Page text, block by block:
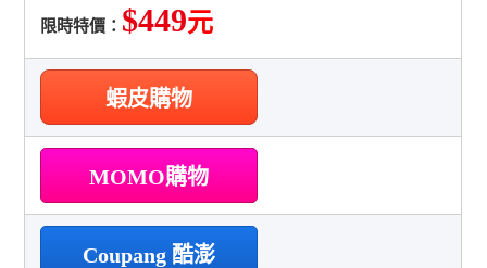
限時特價： $449元
蝦皮購物
MOMO購物
Coupang 酷澎